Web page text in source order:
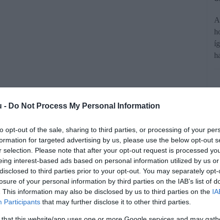
- Do Not Process My Personal Information
opt-out of the sale, sharing to third parties, or processing of your
for targeted advertising by us, please use the below opt-out
selection. Please note that after your opt-out request is processed
interest-based ads based on personal information utilized by us
to third parties prior to your opt-out. You may separately
of your personal information by third parties on the IAB’s list of
This information may also be disclosed by us to third parties on the
Participants that may further disclose it to other third parties.
Íme egy lista arról, mennyire
egyes szakmákat.
forrásként a Google Keresőben!